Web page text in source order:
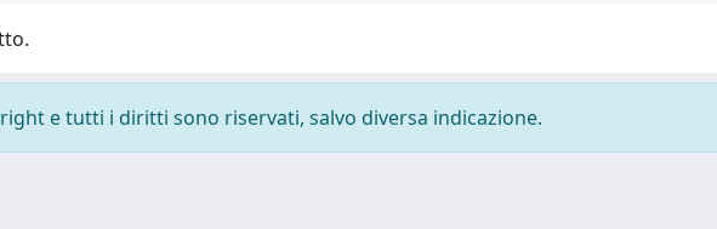
e tutti i diritti sono riservati, salvo diversa indicazione.